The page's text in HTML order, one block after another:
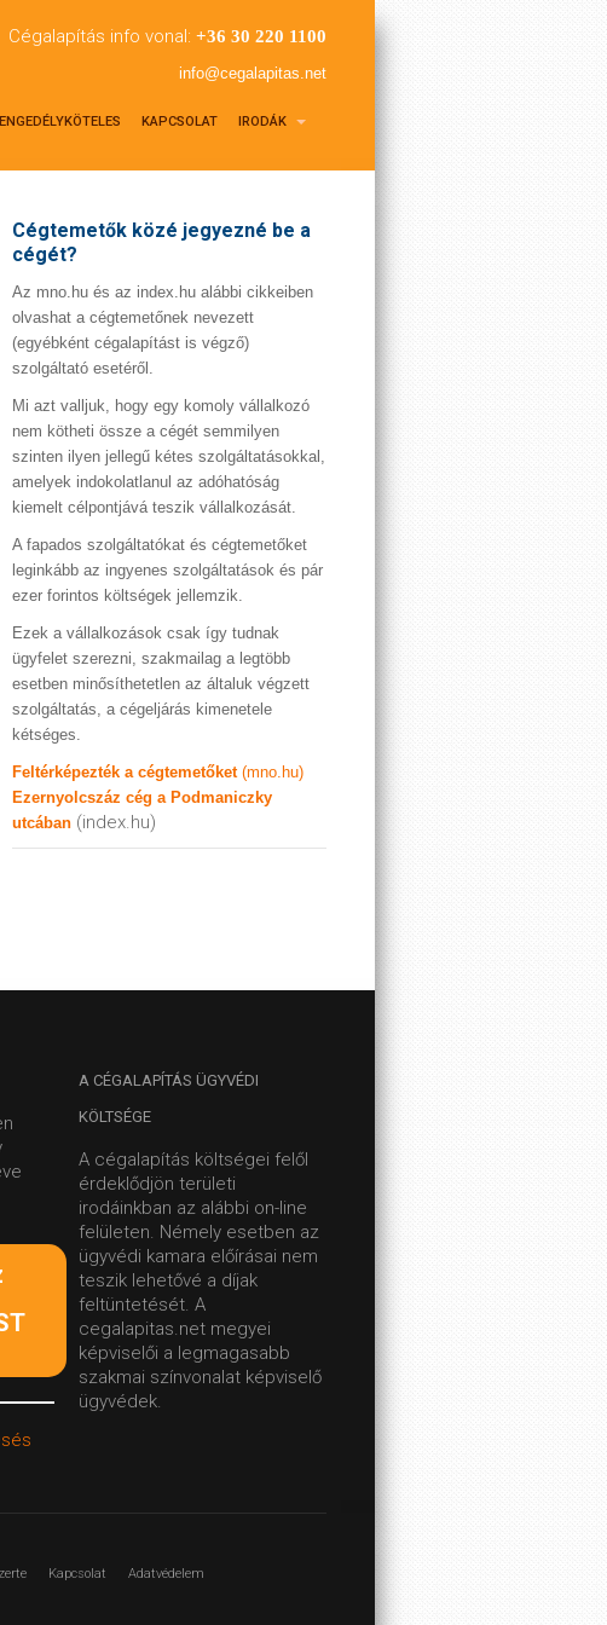
Cégalapítás info vonal: +36 30 220 1100
info@cegalapitas.net
ENGEDÉLYKÖTELES KAPCSOLAT IRODÁK
Cégtemetők közé jegyezné be a
cégét?
Az mno.hu és az index.hu alábbi cikkeiben
olvashat a cégtemetőnek nevezett
(egyébként cégalapítást is végző)
szolgáltató esetéről.
Mi azt valljuk, hogy egy komoly vállalkozó
nem kötheti össze a cégét semmilyen
szinten ilyen jellegű kétes szolgáltatásokkal,
amelyek indokolatlanul az adóhatóság
kiemelt célpontjává teszik vállalkozását.
A fapados szolgáltatókat és cégtemetőket
leginkább az ingyenes szolgáltatások és pár
ezer forintos költségek jellemzik.
Ezek a vállalkozások csak így tudnak
ügyfelet szerezni, szakmailag a legtöbb
esetben minősíthetetlen az általuk végzett
szolgáltatás, a cégeljárás kimenetele
kétséges.
Feltérképezték a cégtemetőket (mno.hu)
Ezernyolcszáz cég a Podmaniczky
utcában (index.hu)
A CÉGALAPÍTÁS ÜGYVÉDI
KÖLTSÉGE
A cégalapítás költségei felől
érdeklődjön területi
irodáinkban az alábbi on-line
felületen. Némely esetben az
ügyvédi kamara előírásai nem
teszik lehetővé a díjak
feltüntetését. A
cegalapitas.net megyei
képviselői a legmagasabb
szakmai színvonalat képviselő
ügyvédek.
Kapcsolat
Adatvédelem